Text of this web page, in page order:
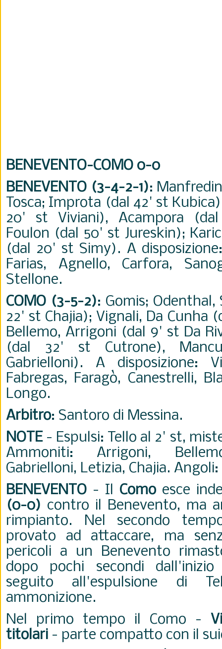
BENEVENTO-COMO 0-0
BENEVENTO (3-4-2-1):
Tosca; Improta (dal 42' st
20' st Viviani), Acampora
Foulon (dal 50' st Jureskin);
(dal 20' st Simy). A
Farias, Agnello, Carfora,
Stellone.
COMO (3-5-2): Gomis; Odenthal,
22' st Chajia); Vignali, Da Cunha
Bellemo, Arrigoni (dal 9' st Da
(dal 32' st Cutrone),
Gabrielloni). A disposizione:
Fabregas, Faragò, Canestrelli,
Longo.
Arbitro: Santoro di Messina.
NOTE - Espulsi: Tello al 2' st,
Ammoniti: Arrigoni,
Gabrielloni, Letizia, Chajia.
BENEVENTO - Il Comoesce
(0-0) contro il Benevento, ma
rimpianto. Nel secondo
provato ad attaccare, ma
pericoli a un Benevento
dopo pochi secondi
seguito all'espulsione di
ammonizione.
Nel primo tempo il Como -
titolari - parte compatto con il